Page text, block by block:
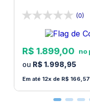
(0)
R$ 1.899, 00
R$ 1.998,95
12 R$ 166 57